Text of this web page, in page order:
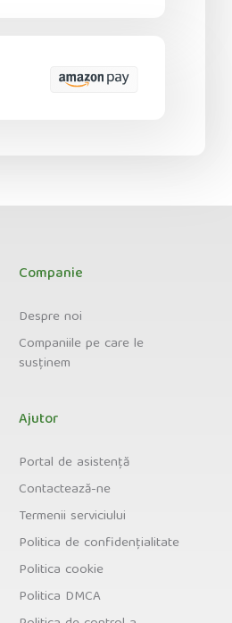
Companie
Despre noi
Companiile pe care le
susținem
Ajutor
Portal de asistență
Contactează-ne
Termenii serviciului
Politica de confidențialitate
Politica cookie
Politica DMCA